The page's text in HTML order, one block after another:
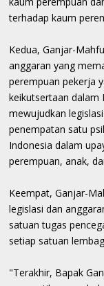
terhadap kaum
Kedua, Ganjar-
anggaran yang
perempuan pekerja
keikutsertaan dalam
mewujudkan
penempatan satu
Indonesia dalam
perempuan, anak,
Keempat, Ganjar-
legislasi dan
satuan tugas
setiap satuan
"Terakhir, Bapak